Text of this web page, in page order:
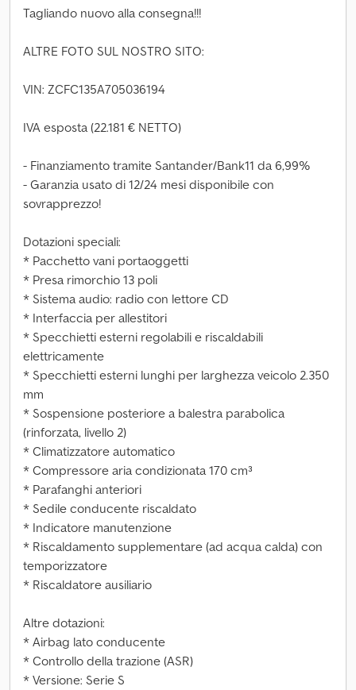
Tagliando nuovo alla consegna!!!
ALTRE FOTO SUL NOSTRO SITO:
VIN: ZCFC135A705036194
IVA esposta (22.181 € NETTO)
- Finanziamento tramite Santander/Bank11 da 6,99%
- Garanzia usato di 12/24 mesi disponibile con
sovrapprezzo!
Dotazioni speciali:
* Pacchetto vani portaoggetti
* Presa rimorchio 13 poli
* Sistema audio: radio con lettore CD
* Interfaccia per allestitori
* Specchietti esterni regolabili e riscaldabili
elettricamente
* Specchietti esterni lunghi per larghezza veicolo 2.350
mm
* Sospensione posteriore a balestra parabolica
(rinforzata, livello 2)
* Climatizzatore automatico
* Compressore aria condizionata 170 cm³
* Parafanghi anteriori
* Sedile conducente riscaldato
* Indicatore manutenzione
* Riscaldamento supplementare (ad acqua calda) con
temporizzatore
* Riscaldatore ausiliario
Altre dotazioni:
* Airbag lato conducente
* Controllo della trazione (ASR)
* Versione: Serie S